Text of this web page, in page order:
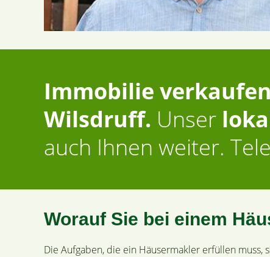
Immobilie
Wilsdruff. Unser
auch Ihnen weiter.
Worauf Sie bei einem
Die Aufgaben, die ein Häusermakler erfüllen muss,